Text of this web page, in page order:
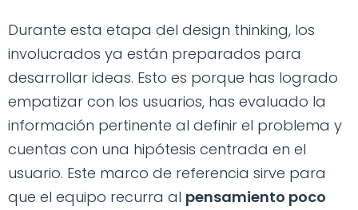
Durante esta etapa del design thinking, los
involucrados ya están preparados para
desarrollar ideas. Esto es porque has logrado
empatizar con los usuarios, has evaluado la
información pertinente al definir el problema y
cuentas con una hipótesis centrada en el
usuario. Este marco de referencia sirve para
que el equipo recurra al pensamiento poco